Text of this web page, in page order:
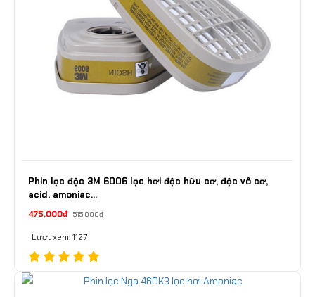
Phin lọc độc 3M 6006 lọc hơi độc hữu cơ, độc vô cơ,
acid, amoniac...
475,000đ 515,000đ
Lượt xem: 1127